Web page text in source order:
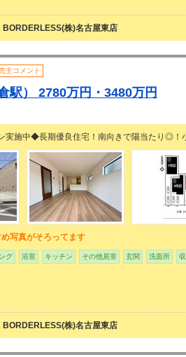
株)名古屋東店
主コメント
駅） 2780万円・3480万円
実施中◆長期優良住宅！南向きで陽当たり◎！
め写真がそろってます
グ 浴室 キッチン その他居室 玄関 洗面所
株)名古屋東店